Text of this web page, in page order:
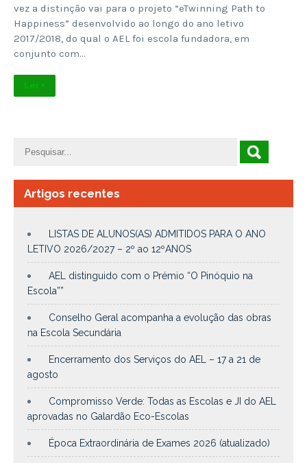
vez a distinção vai para o projeto “eTwinning Path to
Happiness” desenvolvido ao longo do ano letivo
2017/2018, do qual o AEL foi escola fundadora, em
conjunto com…
Ler +
Artigos recentes
LISTAS DE ALUNOS(AS) ADMITIDOS PARA O ANO
LETIVO 2026/2027 – 2º ao 12ºANOS
AEL distinguido com o Prémio “O Pinóquio na
Escola””
Conselho Geral acompanha a evolução das obras
na Escola Secundária
Encerramento dos Serviços do AEL – 17 a 21 de
agosto
Compromisso Verde: Todas as Escolas e JI do AEL
aprovadas no Galardão Eco-Escolas
Época Extraordinária de Exames 2026 (atualizado)